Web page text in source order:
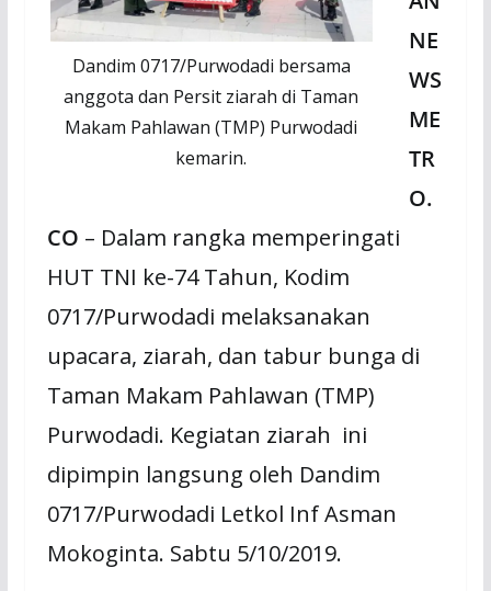
Dandim 0717/Purwodadi bersama
anggota dan Persit ziarah di Taman
Makam Pahlawan (TMP) Purwodadi
kemarin.
NE
WS
ME
TR
O.
CO – Dalam rangka memperingati
HUT TNI ke-74 Tahun, Kodim
0717/Purwodadi melaksanakan
upacara, ziarah, dan tabur bunga di
Taman Makam Pahlawan (TMP)
Purwodadi. Kegiatan ziarah ini
dipimpin langsung oleh Dandim
0717/Purwodadi Letkol Inf Asman
Mokoginta. Sabtu 5/10/2019.